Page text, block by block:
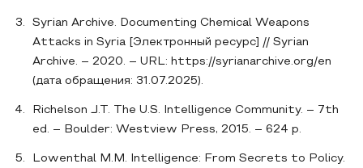
Syrian Archive. Documenting Chemical Weapons
Attacks in Syria [Электронный ресурс] // Syrian
Archive. – 2020. – URL: https://syrianarchive.org/en
(дата обращения: 31.07.2025).
Richelson J.T. The U.S. Intelligence Community. – 7th
ed. – Boulder: Westview Press, 2015. – 624 p.
Lowenthal M.M. Intelligence: From Secrets to Policy.